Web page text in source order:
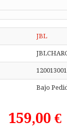
JBL
Bajo
159,00 €